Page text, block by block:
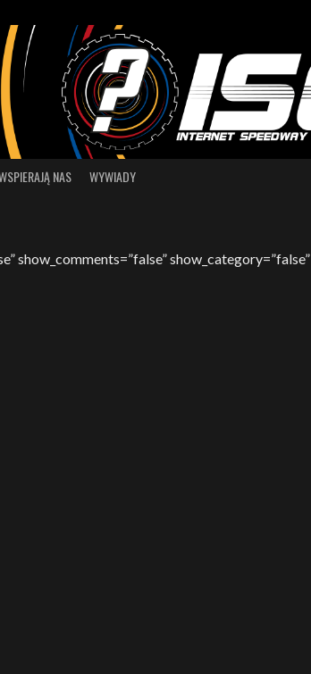
NAS WYWIADY
show_comments=”false” show_category=”false”